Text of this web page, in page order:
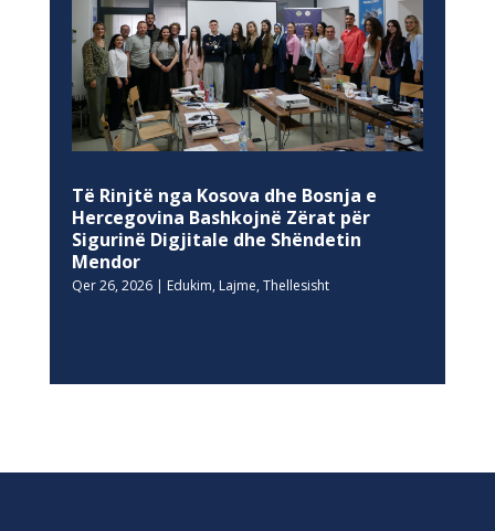
Të Rinjtë nga Kosova dhe Bosnja e
Hercegovina Bashkojnë Zërat për
Sigurinë Digjitale dhe Shëndetin
Mendor
Qer 26, 2026| Edukim, Lajme, Thellesisht